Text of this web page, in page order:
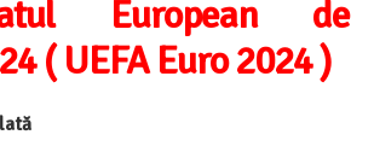
European de
( UEFA Euro 2024 )